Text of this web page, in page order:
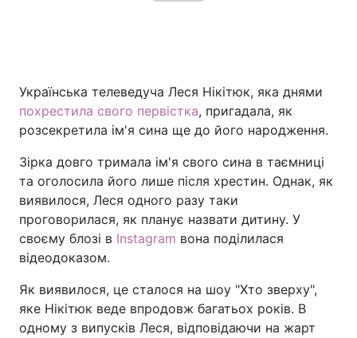
Українська телеведуча Леся Нікітюк, яка днями
похрестила свого первістка, пригадала, як
розсекретила ім'я сина ще до його народження.
Зірка довго тримала ім'я свого сина в таємниці
та оголосила його лише після хрестин. Однак, як
виявилося, Леся одного разу таки
проговорилася, як планує назвати дитину. У
своєму блозі в Instagram вона поділилася
відеодоказом.
Як виявилося, це сталося на шоу "Хто зверху",
яке Нікітюк веде впродовж багатьох років. В
одному з випусків Леся, відповідаючи на жарт